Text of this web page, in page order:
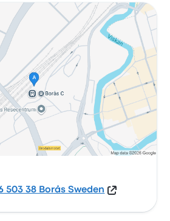
503 38 Borås Sweden